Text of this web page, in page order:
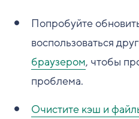
Попробуйте
воспользоваться
браузером, чтобы
проблема.
Очистите кэш и